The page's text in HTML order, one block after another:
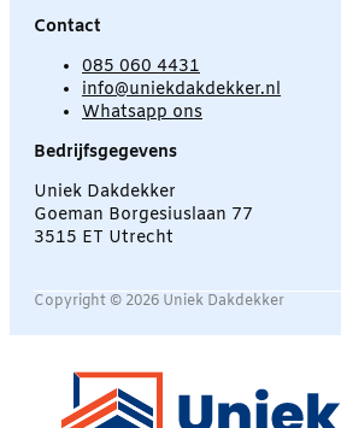
Contact
085 060 4431
info@uniekdakdekker.nl
Whatsapp ons
Bedrijfsgegevens
Uniek Dakdekker
Goeman Borgesiuslaan 77
3515 ET Utrecht
Copyright © 2026 Uniek Dakdekker